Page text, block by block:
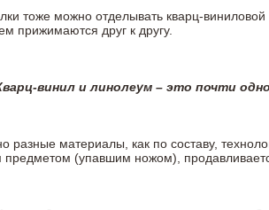
тоже можно отделывать кварц-
прижимаются друг к другу.
винил и линолеум – это почти
разные материалы, как по составу,
(упавшим ножом),